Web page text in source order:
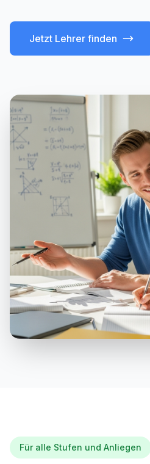
Jetzt Lehrer finden
Für alle Stufen und Anliegen